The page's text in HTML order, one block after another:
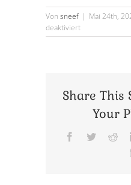
Vonsneef | Mai 24th,
deaktiviertfür
wanna
Share This
Your
Facebook
Twitter